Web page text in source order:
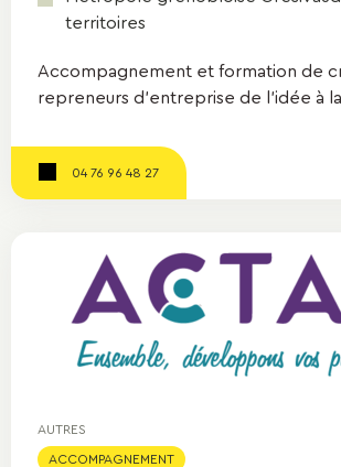
territoires
Accompagnement et formation de
repreneurs d'entreprise de l'idée à
04 76 96 48 27
AUTRES
ACCOMPAGNEMENT